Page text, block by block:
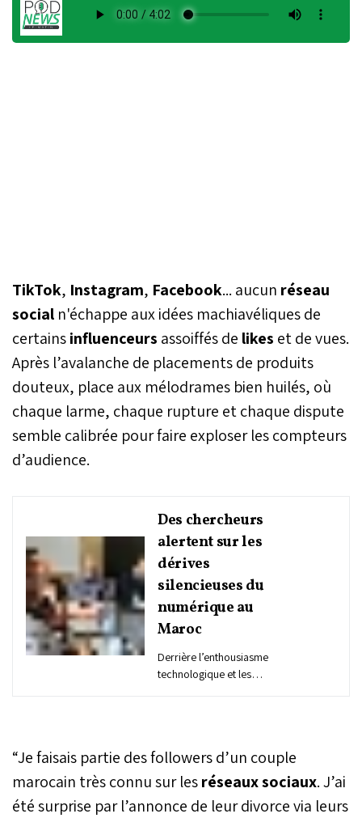
TikTok, Instagram, Facebook... aucun réseau
social n'échappe aux idées machiavéliques de
certainsinfluenceurs assoiffés de likes et de vues.
Après l’avalanche de placements de produits
douteux, place aux mélodrames bien huilés, où
chaque larme, chaque rupture et chaque dispute
semble calibrée pour faire exploser les compteurs
d’audience.
Des chercheurs
alertent sur les
dérives
silencieuses du
numérique au
Maroc
Derrière l’enthousiasme
technologique et les
Surveillance accrue,
creusement des inégalités,
citoyen : c’est cette face
“Je faisais partie des followers d’un couple
marocain très connu sur lesréseaux sociaux. J’ai
été surprise par l’annonce de leur divorce via leurs